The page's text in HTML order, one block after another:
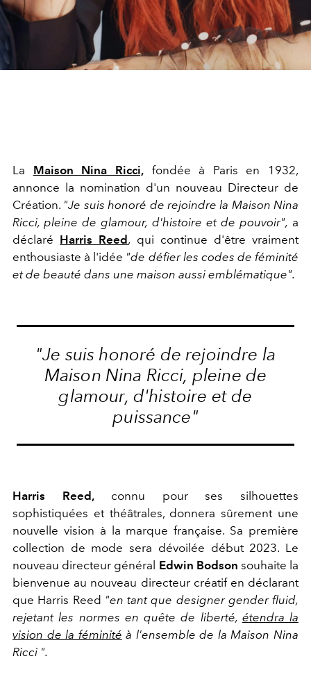
La Maison Nina Ricci,fondée à Paris en 1932,
annonce la nomination d'un nouveau Directeur de
Création. "Je suis honoré de rejoindre la Maison Nina
Ricci, pleine de glamour, d'histoire et de pouvoir", a
déclaré Harris Reed , qui continue d'être vraiment
enthousiaste à l'idée "de défier les codes de féminité
et de beauté dans une maison aussi emblématique".
"Je suis honoré de rejoindre la
Maison Nina Ricci, pleine de
glamour, d'histoire et de
puissance"
Harris Reed,connu pour ses silhouettes
sophistiquées et théâtrales, donnera sûrement une
nouvelle vision à la marque française. Sa première
collection de mode sera dévoilée début 2023. Le
nouveau directeur général Edwin Bodson souhaite la
bienvenue au nouveau directeur créatif en déclarant
que Harris Reed "en tant que designer gender fluid,
rejetant les normes en quête de liberté, étendra la
vision de la féminité à l'ensemble de la Maison Nina
Ricci ".